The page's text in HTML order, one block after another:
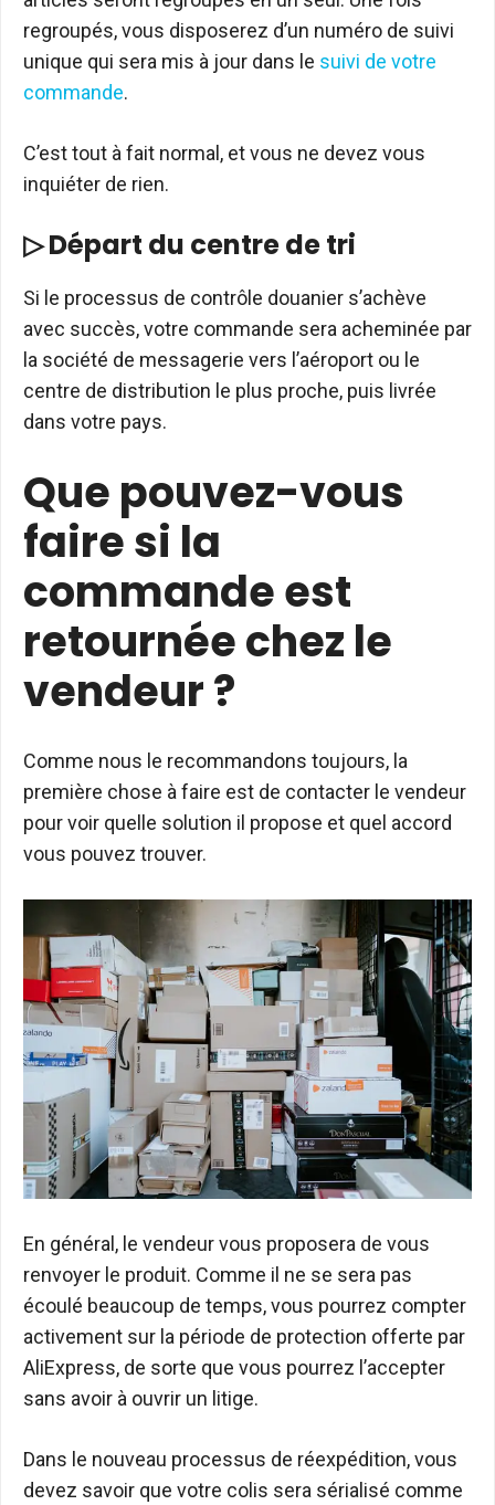
regroupés, vous disposerez d’un numéro de suivi
unique qui sera mis à jour dans le suivi de votre
commande.
C’est tout à fait normal, et vous ne devez vous
inquiéter de rien.
▷ Départ du centre de tri
Si le processus de contrôle douanier s’achève
avec succès, votre commande sera acheminée par
la société de messagerie vers l’aéroport ou le
centre de distribution le plus proche, puis livrée
dans votre pays.
Que pouvez-vous
faire si la
commande est
retournée chez le
vendeur ?
Comme nous le recommandons toujours, la
première chose à faire est de contacter le vendeur
pour voir quelle solution il propose et quel accord
vous pouvez trouver.
En général, le vendeur vous proposera de vous
renvoyer le produit. Comme il ne se sera pas
écoulé beaucoup de temps, vous pourrez compter
activement sur la période de protection offerte par
AliExpress, de sorte que vous pourrez l’accepter
sans avoir à ouvrir un litige.
Dans le nouveau processus de réexpédition, vous
devez savoir que votre colis sera sérialisé comme